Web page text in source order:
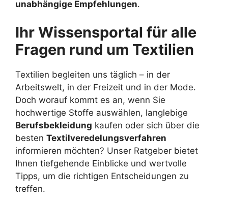
unabhängige Empfehlungen.
Ihr Wissensportal für alle
Fragen rund um Textilien
Textilien begleiten uns täglich – in der
Arbeitswelt, in der Freizeit und in der Mode.
Doch worauf kommt es an, wenn Sie
hochwertige Stoffe auswählen, langlebige
Berufsbekleidung kaufen oder sich über die
besten Textilveredelungsverfahren
informieren möchten? Unser Ratgeber bietet
Ihnen tiefgehende Einblicke und wertvolle
Tipps, um die richtigen Entscheidungen zu
treffen.